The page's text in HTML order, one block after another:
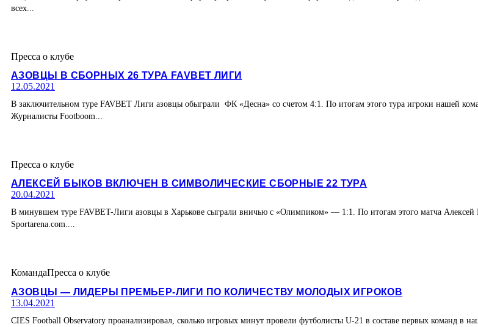
всех...
Пресса о клубе
АЗОВЦЫ В СБОРНЫХ 26 ТУРА FAVBET ЛИГИ
12.05.2021
В заключительном туре FAVBET Лиги азовцы обыграли ФК «Десна» со счетом 4:1. По итогам этого тура игроки нашей
Журналисты Footboom...
Пресса о клубе
АЛЕКСЕЙ БЫКОВ ВКЛЮЧЕН В СИМВОЛИЧЕСКИЕ СБОРНЫЕ 22 ТУРА
20.04.2021
В минувшем туре FAVBET-Лиги азовцы в Харькове сыграли вничью с «Олимпиком» — 1:1. По итогам этого матча Алексей
Sportarena.com....
КомандаПресса о клубе
АЗОВЦЫ — ЛИДЕРЫ ПРЕМЬЕР-ЛИГИ ПО КОЛИЧЕСТВУ МОЛОДЫХ ИГРОКОВ
13.04.2021
CIES Football Observatory проанализировал, сколько игровых минут провели футболисты U-21 в составе первых команд в